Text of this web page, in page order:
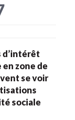
d’intérêt
zone de
se voir
sociale